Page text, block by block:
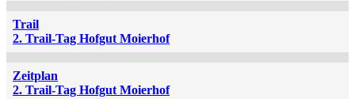
Trail
2. Trail-Tag Hofgut Moierhof
Zeitplan
2. Trail-Tag Hofgut Moierhof